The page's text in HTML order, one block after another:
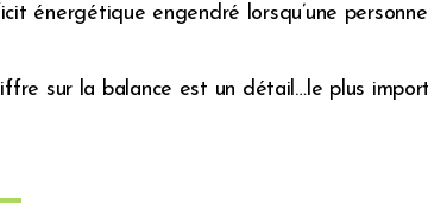
énergétique engendré lorsqu’une
sur la balance est un détail…le plus